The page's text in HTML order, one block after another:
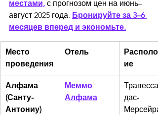
местами, с прогнозом цен на июнь–
август 2025 года. Бронируйте за 3–6
месяцев вперед и экономьте.
Место
проведения
Отель
ие
Алфама
(Санту-
Антониу)
Меммо
Алфама
Травесса-
дас-